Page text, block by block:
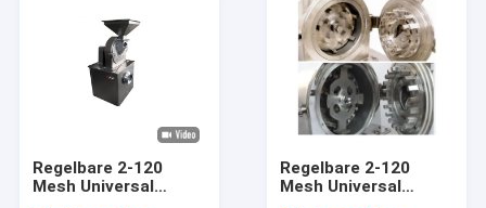
Regelbare 2-120
Mesh Universal
Regelbare 2-120
Mesh Universal